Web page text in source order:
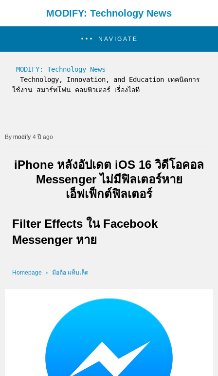
MODIFY: Technology News
NAVIGATE
MODIFY: Technology News
ใช้งาน สมาร์ทโฟน คอมพิวเตอร์ เรื่องไอที
modify 4 ปี ago
iPhone หลังอัปเดต iOS 16 วิดีโอคอล
Messenger ไม่มีฟิลเตอร์หาย
เอ็ฟเฟ็กต์ฟิลเตอร์
Filter Effects ใน Facebook
Messenger หาย
Homepage มือถือ แท็บเล็ต